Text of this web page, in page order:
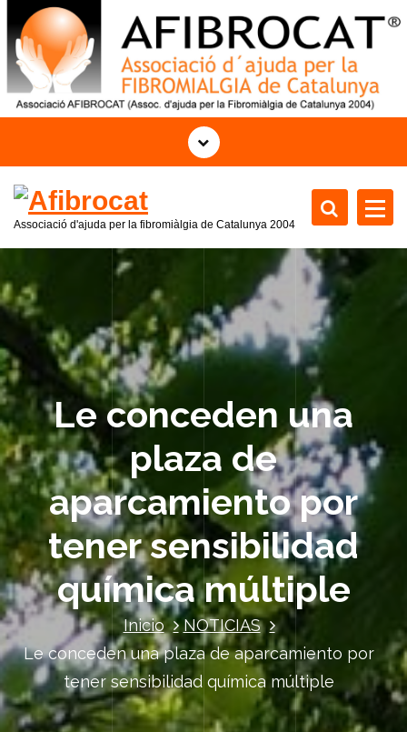
r
t
n
o
Associació d'ajuda per la fibromiàlgia de Catalunya 2004
Le conceden una
plaza de
aparcamiento por
tener sensibilidad
química múltiple
Inicio
NOTICIAS
Le conceden una plaza de aparcamiento por
tener sensibilidad química múltiple